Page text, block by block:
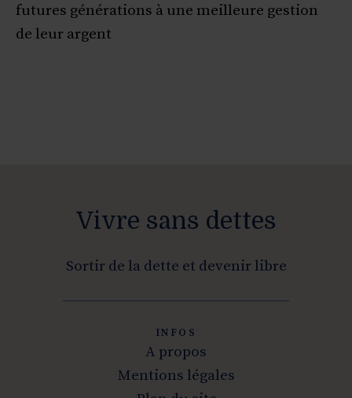
futures générations à une meilleure gestion
de leur argent
Vivre sans dettes
Sortir de la dette et devenir libre
INFOS
A propos
Mentions légales